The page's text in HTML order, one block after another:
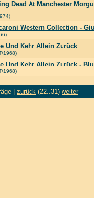
Dead At Manchester
Western Collection -
Und Kehr Allein Zurück
1968)
Und Kehr Allein Zurück -
1968)
| zurück (22..31) weiter